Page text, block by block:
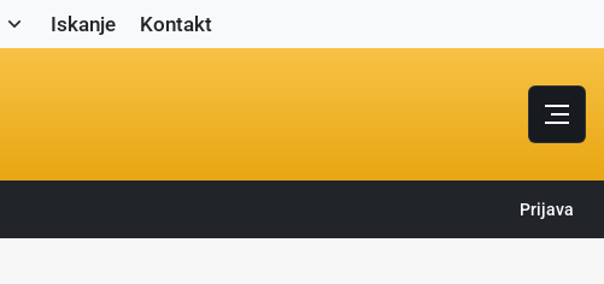
Iskanje Kontakt
Prijava